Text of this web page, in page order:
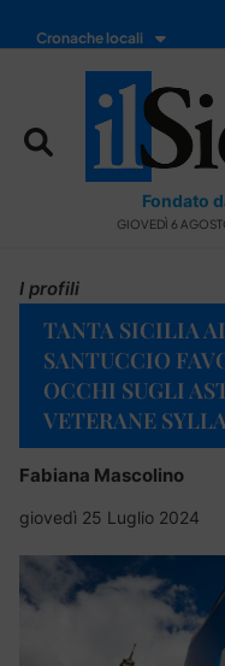
Cronache locali
Fondato
GIOVEDÌ 6
I profili
TANTA SICILIA
SANTUCCIO
OCCHI SUGLI
VETERANE
Fabiana Mascolino
giovedì 25 Luglio 2024